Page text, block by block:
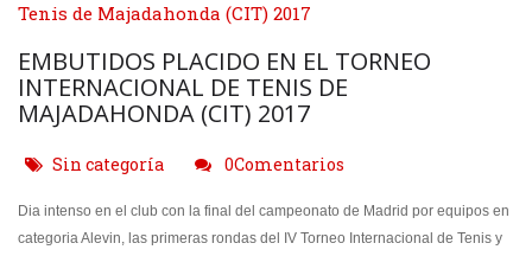
EMBUTIDOS PLACIDO EN EL TORNEO
INTERNACIONAL DE TENIS DE
MAJADAHONDA (CIT) 2017
Sin categoría 0Comentarios
Dia intenso en el club con la final del campeonato de Madrid por equipos en
categoria Alevin, las primeras rondas del IV Torneo Internacional de Tenis y